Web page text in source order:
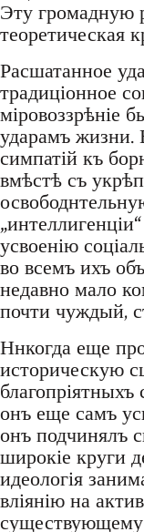
Эту громадную
теоретическая
Расшатанное
традиціонное
міровоззрѣніе
ударамъ
симпатій къ
вмѣстѣ съ
усвоенію
во всемъ ихъ
недавно мало
почти чуждый,
Ннкогда еще
историческую
онъ еще самъ
онъ подчинялъ
широкіе круги
идеологія
вліянію на